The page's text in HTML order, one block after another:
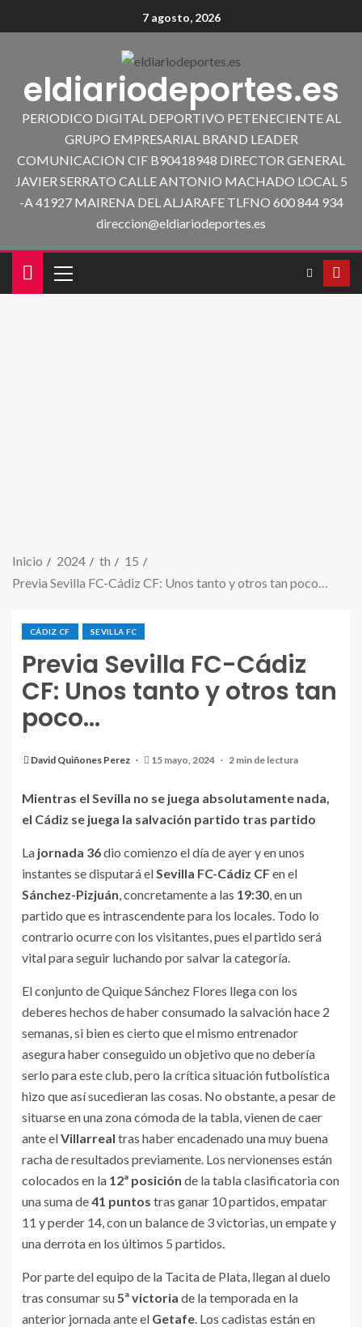
7 agosto, 2026
eldiariodeportes.es
PERIODICO DIGITAL DEPORTIVO PETENECIENTE AL
GRUPO EMPRESARIAL BRAND LEADER
COMUNICACION CIF B90418948 DIRECTOR GENERAL
JAVIER SERRATO CALLE ANTONIO MACHADO LOCAL 5
-A 41927 MAIRENA DEL ALJARAFE TLFNO 600 844 934
direccion@eldiariodeportes.es
Inicio 2024 th
15
Previa Sevilla FC-Cádiz CF: Unos tanto y otros tan poco…
CÁDIZ CF SEVILLA FC
Previa Sevilla FC-Cádiz
CF: Unos tanto y otros tan
poco…
David Quiñones Perez 15 mayo, 2024 2 min de lectura
Previa del partido entre Sevilla FC y Cádiz CF. |
Mientras el Sevilla no se juega absolutamente nada,
el Cádiz se juega la salvación partido tras partido
La jornada 36dio comienzo el día de ayer y en unos
instantes se disputará elSevilla FC-Cádiz CFen el
Sánchez-Pizjuán, concretamente a las 19:30, en un
partido que es intrascendente para los locales. Todo lo
contrario ocurre con los visitantes, pues el partido será
vital para seguir luchando por salvar la categoría.
El conjunto de Quique Sánchez Flores llega con los
deberes hechos de haber consumado la salvación hace 2
semanas, si bien es cierto que el mismo entrenador
asegura haber conseguido un objetivo que no debería
serlo para este club, pero la crítica situación futbolística
hizo que así sucedieran las cosas. No obstante, a pesar de
situarse en una zona cómoda de la tabla, vienen de caer
ante elVillarreal tras haber encadenado una muy buena
racha de resultados previamente. Los nervionenses están
colocados en la 12ª posición de la tabla clasificatoria con
una suma de41 puntos tras ganar 10 partidos, empatar
11 y perder 14, con un balance de 3 victorias, un empate y
una derrota en los últimos 5 partidos.
Por parte del equipo de la Tacita de Plata, llegan al duelo
tras consumar su5ª victoria de la temporada en la
anterior jornada ante el Getafe. Los cadistas están en